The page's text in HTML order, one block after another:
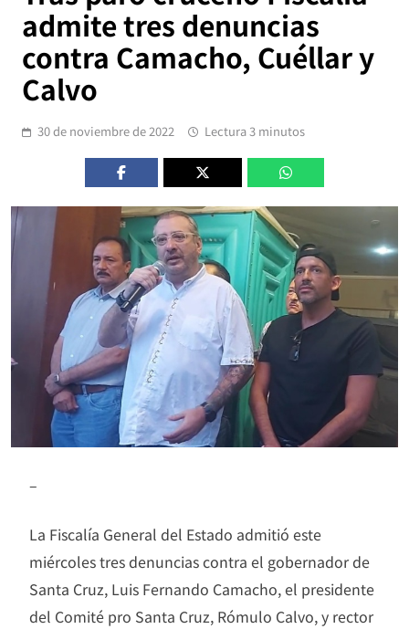
admite tres denuncias
contra Camacho, Cuéllar y
Calvo
30 de noviembre de 2022 Lectura 3 minutos
–
La Fiscalía General del Estado admitió este
miércoles tres denuncias contra el gobernador de
Santa Cruz, Luis Fernando Camacho, el presidente
del Comité pro Santa Cruz, Rómulo Calvo, y rector